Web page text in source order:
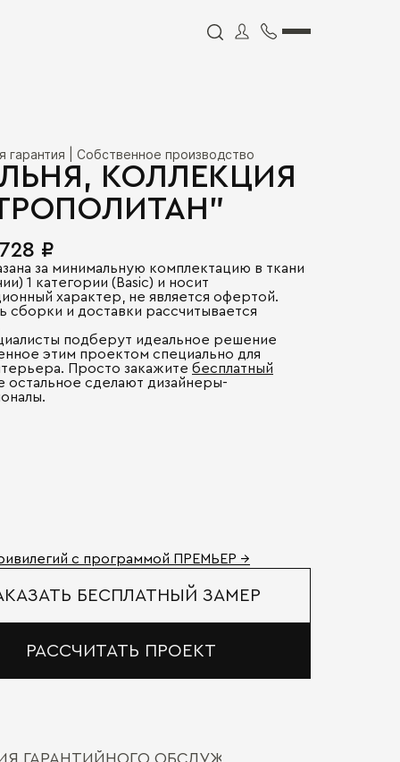
гарантия | Собственное производство
КОЛЛЕКЦИЯ
₽
за минимальную комплектацию в ткани
1 категории (Basic) и носит
характер, не является офертой.
сборки и доставки рассчитывается
подберут идеальное решение
этим проектом специально для
Просто закажите бесплатный
остальное сделают дизайнеры-
с программой ПРЕМЬЕР →
БЕСПЛАТНЫЙ ЗАМЕР
РАССЧИТАТЬ ПРОЕКТ
ГАРАНТИЙНОГО ОБСЛУЖИВАНИЯ